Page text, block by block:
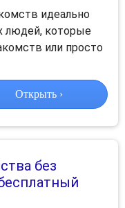
идеально
людей, которые
или просто
Открыть ›
без